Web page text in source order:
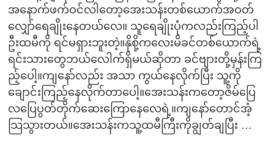
အနောက်ဖက်ဝင်လါတော့အေးသန်းတစ်ယောက်အဝတ်
လျှော်ရေချိုးနေတယ်လေ။ သူရေချိုးပုံကလည်းကြည့်ပါ
ဦးထမီကို ရင်မရှားဘူးတဲ့။နိုစို့ကလေးမိခင်တစ်ယောက်ရဲ့
ရင်းသားတွေဘယ်လေါက်ရှိမယ်ဆိုတာ ခင်ဗျားတို့မှန်းကြ
ည့်ပေါ့။ကျနော်လည်း အသာ ကွယ်နေလိုက်ပြီး သူ့ကို
ချောင်းကြည့်နေလိုက်တာပေါ့။အေးသန်းကတော့ဇိမ်ပြေ
လပြေပွတ်တိုက်ဆေးကြောနေလေရဲ့။ကျနော်တောင်အံ့
သြသွားတယ်။အေးသန်းကသူ့ထမီကြီးကိုချွတ်ချပြီး …